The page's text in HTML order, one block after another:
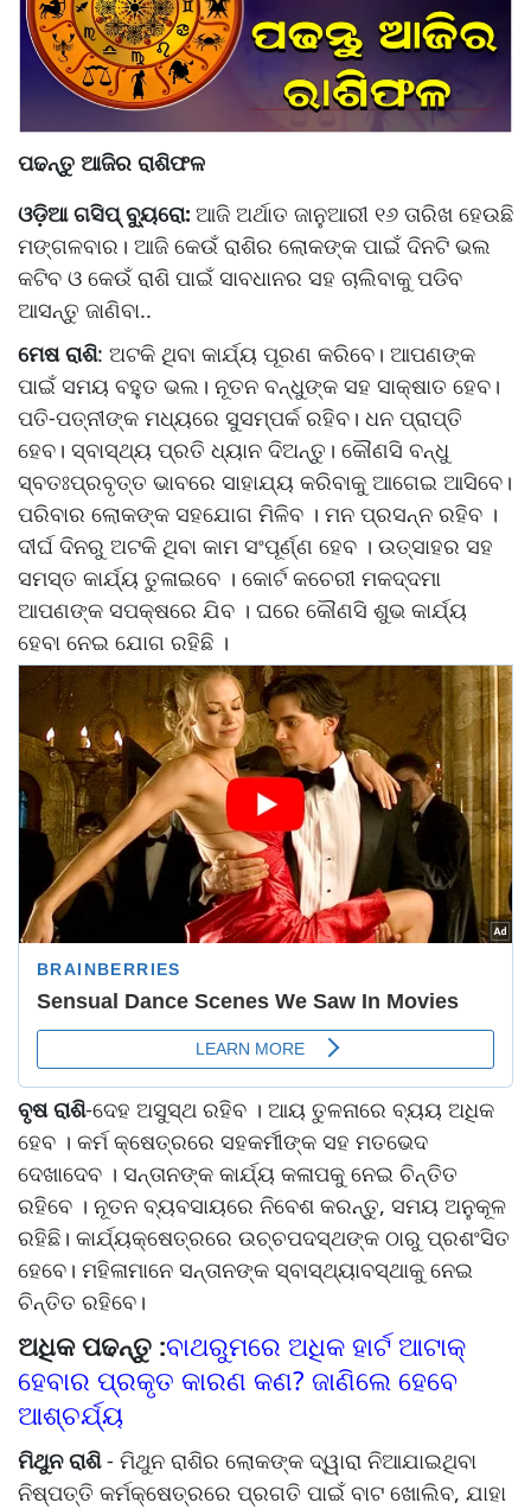
ପଢନ୍ତୁ ଆଜିର ରାଶିଫଳ
ଓଡ଼ିଆ ଗସିପ୍ ବ୍ୟୁରୋ: ଆଜି ଅର୍ଥାତ ଜାନୁଆରୀ ୧୬ ତାରିଖ ହେଉଛି
ମଙ୍ଗଳବାର। ଆଜି କେଉଁ ରାଶିର ଲୋକଙ୍କ ପାଇଁ ଦିନଟି ଭଲ
କଟିବ ଓ କେଉଁ ରାଶି ପାଇଁ ସାବଧାନର ସହ ଚାଲିବାକୁ ପଡିବ
ଆସନ୍ତୁ ଜାଣିବା..
ମେଷ ରାଶି: ଅଟକି ଥିବା କାର୍ଯ୍ୟ ପୂରଣ କରିବେ। ଆପଣଙ୍କ
ପାଇଁ ସମୟ ବହୁତ ଭଲ। ନୂତନ ବନ୍ଧୁଙ୍କ ସହ ସାକ୍ଷାତ ହେବ।
ପତି-ପତ୍ନୀଙ୍କ ମଧ୍ୟରେ ସୁସମ୍ପର୍କ ରହିବ। ଧନ ପ୍ରାପ୍ତି
ହେବ। ସ୍ବାସ୍ଥ୍ୟ ପ୍ରତି ଧ୍ୟାନ ଦିଅନ୍ତୁ। କୌଣସି ବନ୍ଧୁ
ସ୍ବତଃପ୍ରବୃତ୍ତ ଭାବରେ ସାହାଯ୍ୟ କରିବାକୁ ଆଗେଇ ଆସିବେ।
ପରିବାର ଲୋକଙ୍କ ସହଯୋଗ ମିଳିବ । ମନ ପ୍ରସନ୍ନ ରହିବ ।
ଦୀର୍ଘ ଦିନରୁ ଅଟକି ଥିବା କାମ ସଂପୂର୍ଣ୍ଣ ହେବ । ଉତ୍ସାହର ସହ
ସମସ୍ତ କାର୍ଯ୍ୟ ତୁଳାଇବେ । କୋର୍ଟ କଚେରୀ ମକଦ୍ଦମା
ଆପଣଙ୍କ ସପକ୍ଷରେ ଯିବ । ଘରେ କୌଣସି ଶୁଭ କାର୍ଯ୍ୟ
ହେବା ନେଇ ଯୋଗ ରହିଛି ।
ବୃଷ ରାଶି-ଦେହ ଅସୁସ୍ଥ ରହିବ । ଆୟ ତୁଳନାରେ ବ୍ୟୟ ଅଧିକ
ହେବ । କର୍ମ କ୍ଷେତ୍ରରେ ସହକର୍ମୀଙ୍କ ସହ ମତଭେଦ
ଦେଖାଦେବ । ସନ୍ତାନଙ୍କ କାର୍ଯ୍ୟ କଳାପକୁ ନେଇ ଚିନ୍ତିତ
ରହିବେ । ନୂତନ ବ୍ୟବସାୟରେ ନିବେଶ କରନ୍ତୁ, ସମୟ ଅନୁକୂଳ
ରହିଛି। କାର୍ଯ୍ୟକ୍ଷେତ୍ରରେ ଉଚ୍ଚପଦସ୍ଥଙ୍କ ଠାରୁ ପ୍ରଶଂସିତ
ହେବେ। ମହିଳାମାନେ ସନ୍ତାନଙ୍କ ସ୍ବାସ୍ଥ୍ୟାବସ୍ଥାକୁ ନେଇ
ଚିନ୍ତିତ ରହିବେ।
ଅଧିକ ପଢନ୍ତୁ :ବାଥରୁମରେ ଅଧିକ ହାର୍ଟ ଆଟାକ୍
ହେବାର ପ୍ରକୃତ କାରଣ କଣ? ଜାଣିଲେ ହେବେ
ଆଶ୍ଚର୍ଯ୍ୟ
ମିଥୁନ ରାଶି- ମିଥୁନ ରାଶିର ଲୋକଙ୍କ ଦ୍ୱାରା ନିଆଯାଇଥିବା
ନିଷ୍ପତ୍ତି କର୍ମକ୍ଷେତ୍ରରେ ପ୍ରଗତି ପାଇଁ ବାଟ ଖୋଲିବ, ଯାହା